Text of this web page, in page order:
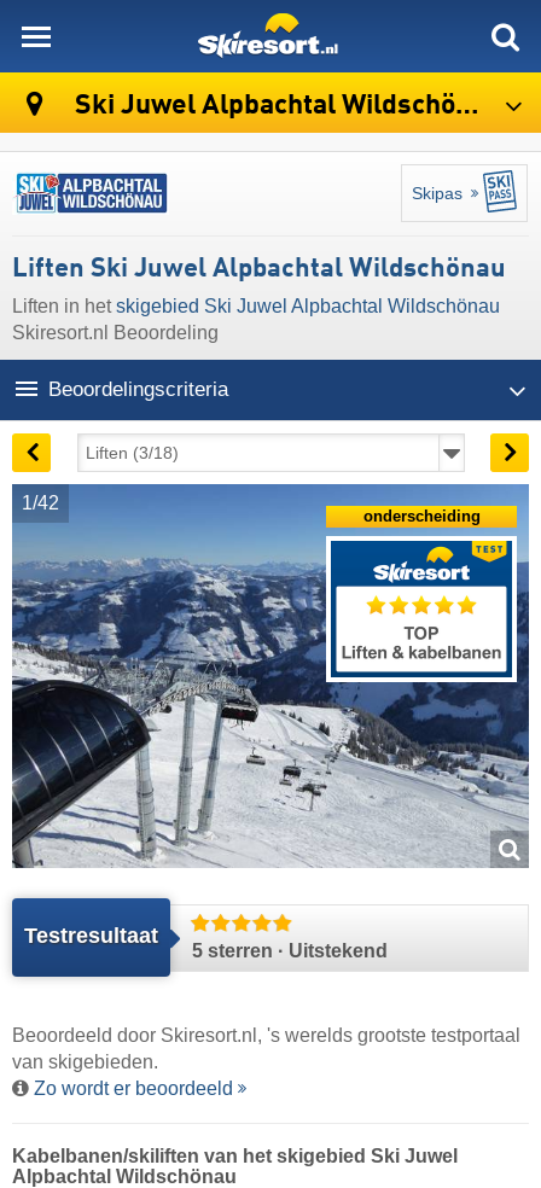
Ski Juwel Alpbachtal Wildschönau
Skipas
Liften Ski Juwel Alpbachtal Wildschönau
Liften in hetskigebied Ski Juwel Alpbachtal Wildschönau
Skiresort.nl Beoordeling
Beoordelingscriteria
1/42
Testresultaat
5 sterren · Uitstekend
onderscheiding
Beoordeeld door Skiresort.nl , 's werelds grootste testportaal
van skigebieden.
Zo wordt er beoordeeld
Kabelbanen/​skiliften van het skigebied Ski Juwel
Alpbachtal Wildschönau